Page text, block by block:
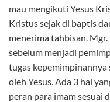
mau mengikuti Yesus
Kristus sejak di baptis
menerima tahbisan.
sebelum menjadi
tugas
oleh Yesus. Ada 3 hal
peran para imam sesuai